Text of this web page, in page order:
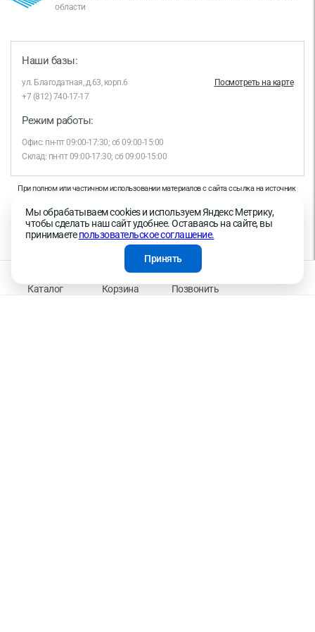
Каталог Корзина Позвонить
области
Наши базы:
ул. Благодатная, д.63, корп.6
Посмотреть на карте
+7 (812) 740-17-17
Режим работы:
Офис: пн-пт 09:00-17:30; сб 09:00-15:00
Склад: пн-пт 09:00-17:30; сб 09:00-15:00
При полном или частичном использовании материалов с сайта ссылка на источник
Продолжая работу с сайтом, вы даете согласие на использование сайтом cookies и
на обработку персональных данных в целях функционирования сайта, проведения
ретаргетинга, статистических исследований, улучшения сервиса и предоставления
релевантной рекламной информации на основе ваших предпочтений и интересов.
На информационном ресурсе применяются рекомендательные технологии —
Правила применения рекомендательных технологий
Мы обрабатываем cookies и используем Яндекс Метрику,
чтобы сделать наш сайт удобнее. Оставаясь на сайте, вы
принимаетепользовательское соглашение.
Принять